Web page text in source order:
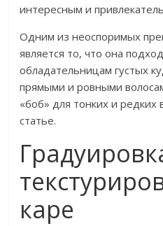
интересным и
Одним из неоспоримых
является то, что она
обладательницам густых
прямыми и ровными
«боб» для тонких и редких
статье.
каре